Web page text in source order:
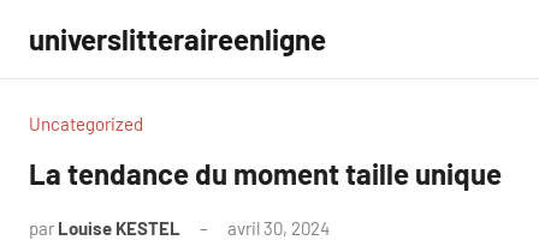
contenu
universlitteraireenligne
Uncategorized
La tendance du moment taille unique
par Louise KESTEL avril 30, 2024